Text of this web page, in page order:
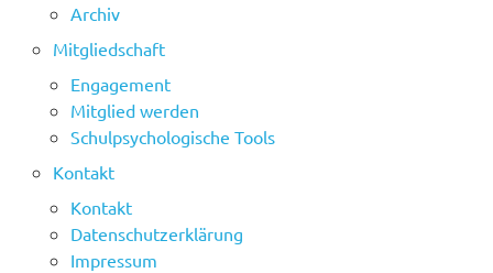
Archiv
Mitgliedschaft
Engagement
Mitglied werden
Schulpsychologische Tools
Kontakt
Kontakt
Datenschutzerklärung
Impressum